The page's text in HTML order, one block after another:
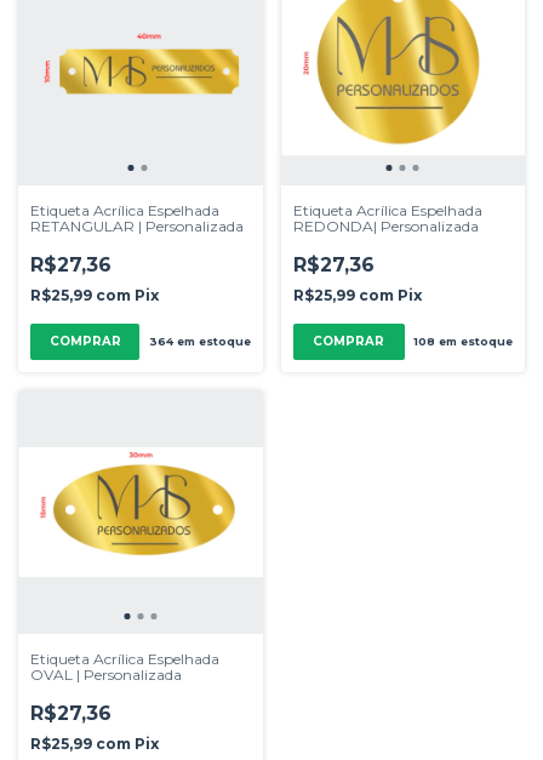
Etiqueta Acrílica Espelhada
RETANGULAR | Personalizada
R$27,36
R$25,99 com Pix
COMPRAR 364em estoque
Etiqueta Acrílica Espelhada
REDONDA| Personalizada
R$27,36
R$25,99 com Pix
COMPRAR 108 em estoque
Etiqueta Acrílica Espelhada
OVAL | Personalizada
R$27,36
R$25,99 com Pix